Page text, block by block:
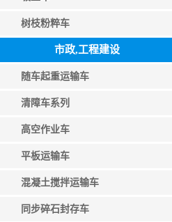
树枝粉粹车
市政,工程建设
随车起重运输车
清障车系列
高空作业车
平板运输车
混凝土搅拌运输车
同步碎石封存车